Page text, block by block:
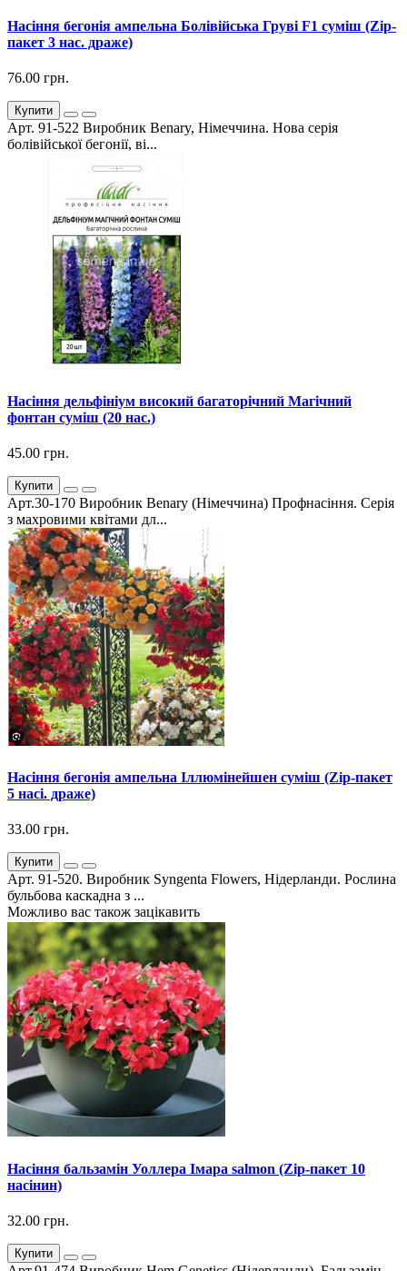
Насіння бегонія ампельна Болівійська Груві F1 суміш (Zip-
пакет 3 нас. драже)
76.00 грн.
Купити
Арт. 91-522 Виробник Benary, Німеччина. Нова серія
болівійської бегонії, ві...
Насіння дельфініум високий багаторічний Магічний
фонтан суміш (20 нас.)
45.00 грн.
Купити
Арт.30-170 Виробник Benary (Німеччина) Профнасіння. Серія
з махровими квітами дл...
Насіння бегонія ампельна Іллюмінейшен суміш (Zip-пакет
5 насі. драже)
33.00 грн.
Купити
Арт. 91-520. Виробник Syngenta Flowers, Нідерланди. Рослина
бульбова каскадна з ...
Можливо вас також зацікавить
Насіння бальзамін Уоллера Імара salmon (Zip-пакет 10
насінин)
32.00 грн.
Купити